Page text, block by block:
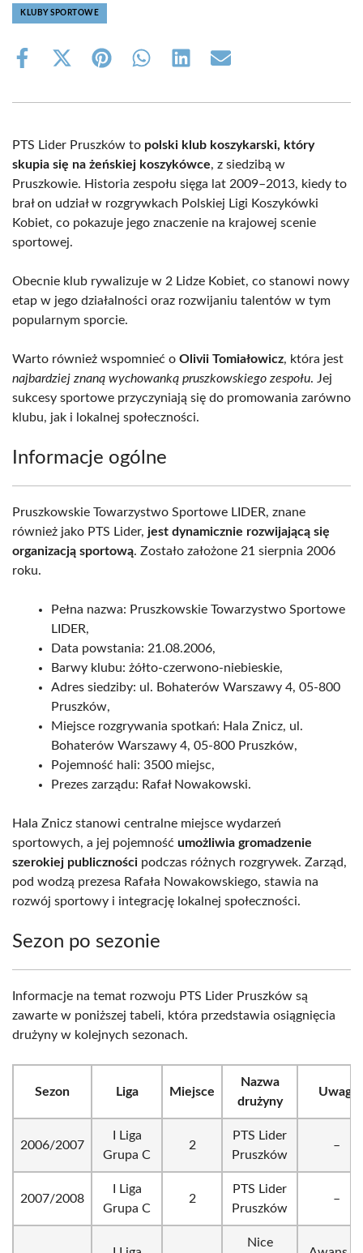
KLUBY SPORTOWE
Share
Share
(Twitter)
Share Share Share Share
PTS Lider Pruszków to polski klub koszykarski, który
skupia się na żeńskiej koszykówce, z siedzibą w
Pruszkowie. Historia zespołu sięga lat 2009–2013, kiedy to
brał on udział w rozgrywkach Polskiej Ligi Koszykówki
Kobiet, co pokazuje jego znaczenie na krajowej scenie
sportowej.
Obecnie klub rywalizuje w 2 Lidze Kobiet, co stanowi nowy
etap w jego działalności oraz rozwijaniu talentów w tym
popularnym sporcie.
Warto również wspomnieć o Olivii Tomiałowicz, która jest
najbardziej znaną wychowanką pruszkowskiego zespołu. Jej
sukcesy sportowe przyczyniają się do promowania zarówno
klubu, jak i lokalnej społeczności.
Informacje ogólne
Pruszkowskie Towarzystwo Sportowe LIDER, znane
również jako PTS Lider, jest dynamicznie rozwijającą się
organizacją sportową. Zostało założone 21 sierpnia 2006
roku.
Pełna nazwa: Pruszkowskie Towarzystwo Sportowe
LIDER,
Data powstania: 21.08.2006,
Barwy klubu: żółto-czerwono-niebieskie,
Adres siedziby: ul. Bohaterów Warszawy 4, 05-800
Pruszków,
Miejsce rozgrywania spotkań: Hala Znicz, ul.
Bohaterów Warszawy 4, 05-800 Pruszków,
Pojemność hali: 3500 miejsc,
Prezes zarządu: Rafał Nowakowski.
Hala Znicz stanowi centralne miejsce wydarzeń
sportowych, a jej pojemność umożliwia gromadzenie
szerokiej publiczności podczas różnych rozgrywek. Zarząd,
pod wodzą prezesa Rafała Nowakowskiego, stawia na
rozwój sportowy i integrację lokalnej społeczności.
Sezon po sezonie
Informacje na temat rozwoju PTS Lider Pruszków są
zawarte w poniższej tabeli, która przedstawia osiągnięcia
drużyny w kolejnych sezonach.
Sezon Liga Miejsce
Nazwa
drużyny
Uwagi
2006/2007
I Liga
Grupa C
2
PTS Lider
Pruszków
–
2007/2008
I Liga
Grupa C
2
PTS Lider
Pruszków
–
Nice